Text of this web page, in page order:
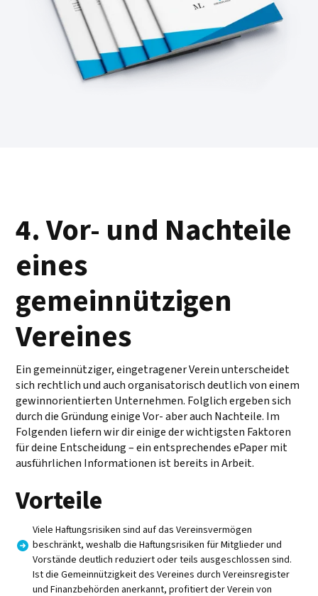
4. Vor- und Nachteile
eines
gemeinnützigen
Vereines
Ein gemeinnütziger, eingetragener Verein unterscheidet
sich rechtlich und auch organisatorisch deutlich von einem
gewinnorientierten Unternehmen. Folglich ergeben sich
durch die Gründung einige Vor- aber auch Nachteile. Im
Folgenden liefern wir dir einige der wichtigsten Faktoren
für deine Entscheidung – ein entsprechendes ePaper mit
ausführlichen Informationen ist bereits in Arbeit.
Vorteile
Viele Haftungsrisiken sind auf das Vereinsvermögen
beschränkt, weshalb die Haftungsrisiken für Mitglieder und
Vorstände deutlich reduziert oder teils ausgeschlossen sind.
Ist die Gemeinnützigkeit des Vereines durch Vereinsregister
und Finanzbehörden anerkannt, profitiert der Verein von